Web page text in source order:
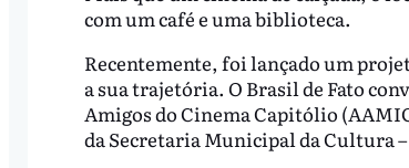
com um café e uma biblioteca.
Recentemente, foi lançado um
a sua trajetória. O Brasil de Fato
Amigos do Cinema Capitólio
da Secretaria Municipal da Cultura